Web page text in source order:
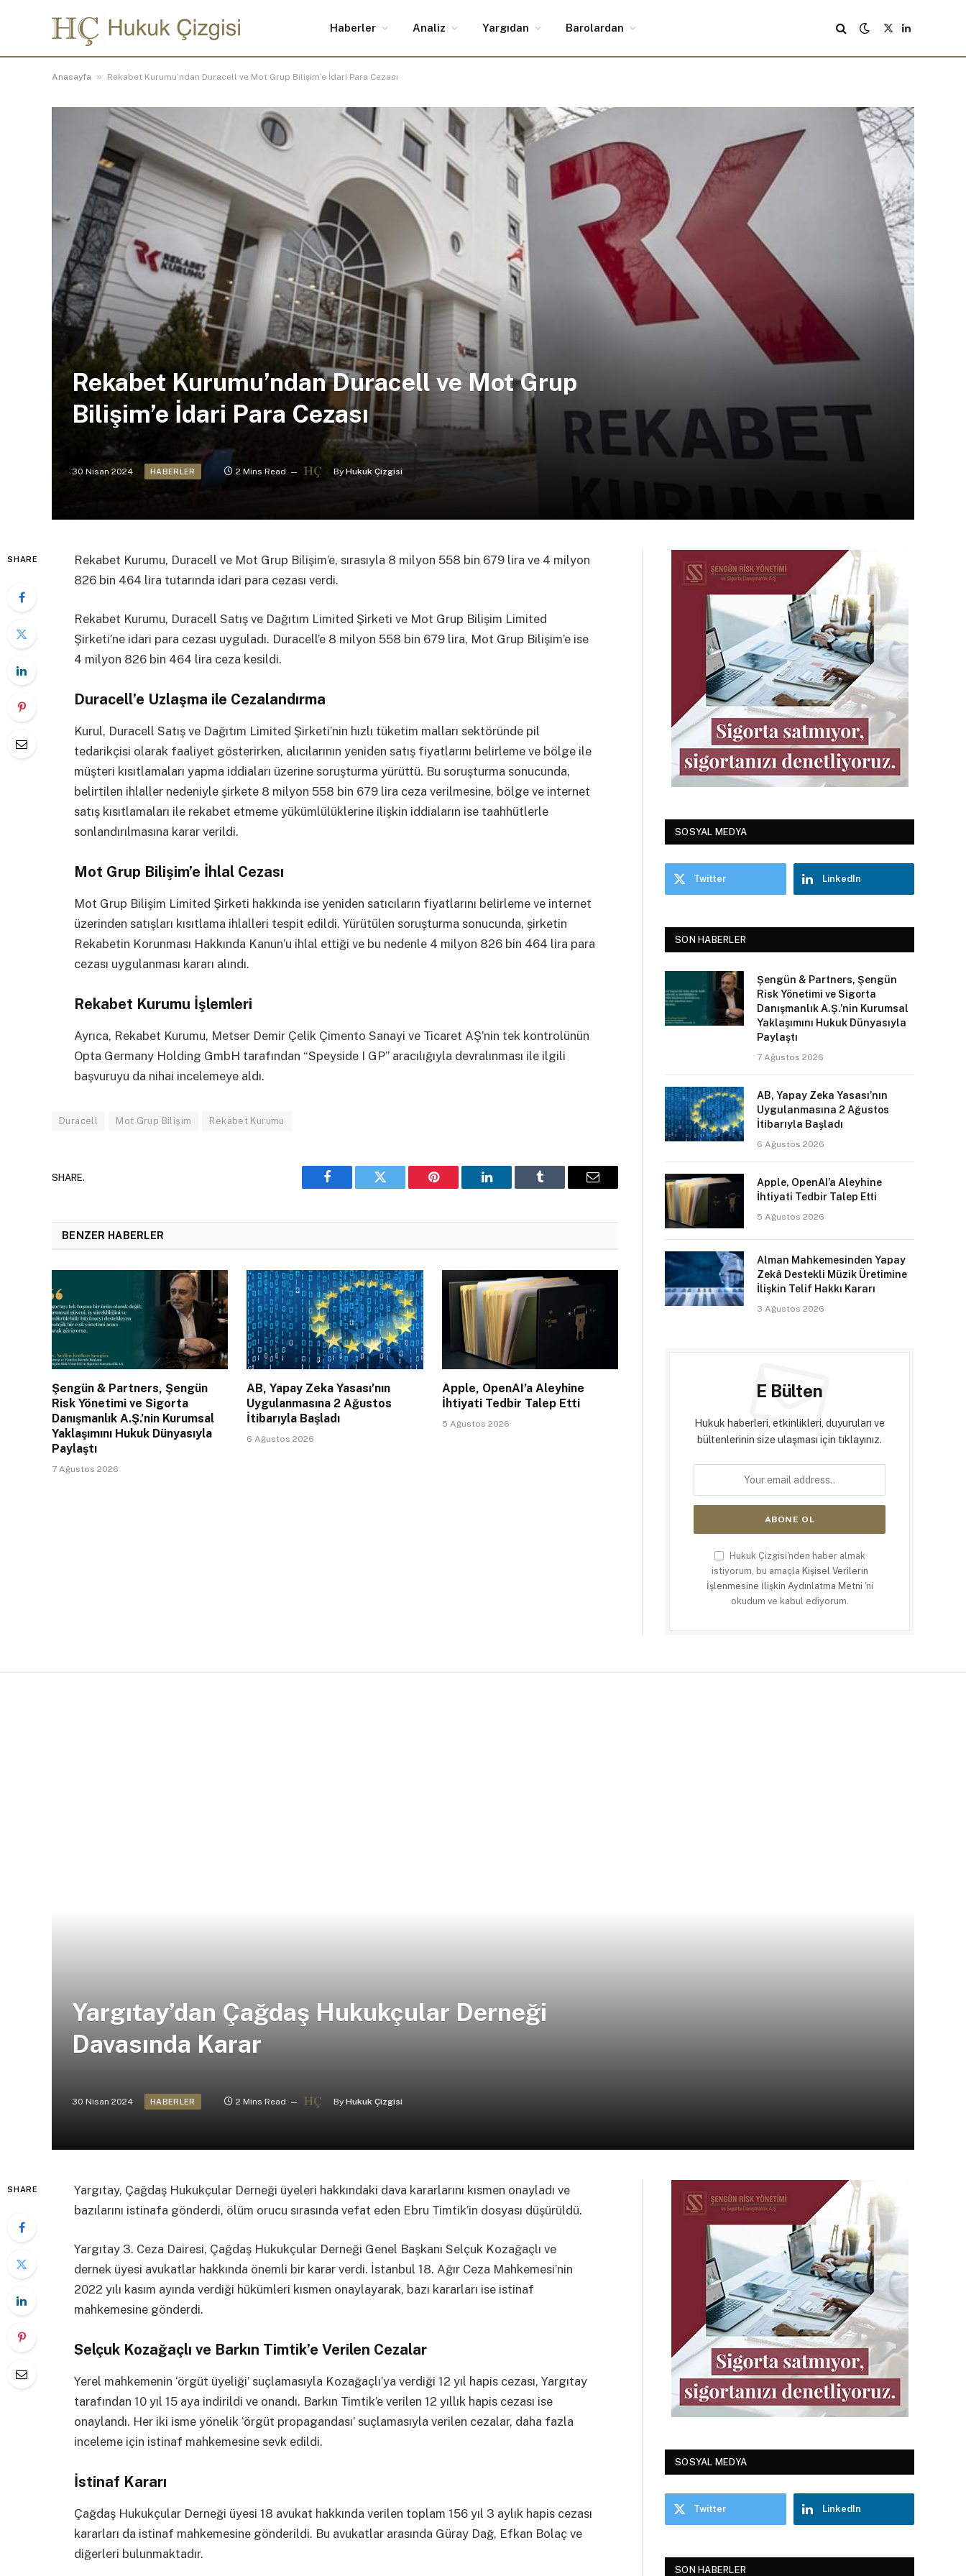
Haberler Analiz Yargıdan Barolardan
X
LinkedIn
Anasayfa » Rekabet Kurumu’ndan Duracell ve Mot Grup Bilişim’e İdari Para Cezası
Rekabet Kurumu’ndan Duracell ve Mot Grup
Bilişim’e İdari Para Cezası
30 Nisan 2024 HABERLER 2 Mins Read By Hukuk Çizgisi
SHARE
Rekabet Kurumu, Duracell ve Mot Grup Bilişim’e, sırasıyla 8 milyon 558 bin 679 lira ve 4 milyon
826 bin 464 lira tutarında idari para cezası verdi.
Rekabet Kurumu, Duracell Satış ve Dağıtım Limited Şirketi ve Mot Grup Bilişim Limited
Şirketi’ne idari para cezası uyguladı. Duracell’e 8 milyon 558 bin 679 lira, Mot Grup Bilişim’e ise
4 milyon 826 bin 464 lira ceza kesildi.
Duracell’e Uzlaşma ile Cezalandırma
Kurul, Duracell Satış ve Dağıtım Limited Şirketi’nin hızlı tüketim malları sektöründe pil
tedarikçisi olarak faaliyet gösterirken, alıcılarının yeniden satış fiyatlarını belirleme ve bölge ile
müşteri kısıtlamaları yapma iddiaları üzerine soruşturma yürüttü. Bu soruşturma sonucunda,
belirtilen ihlaller nedeniyle şirkete 8 milyon 558 bin 679 lira ceza verilmesine, bölge ve internet
satış kısıtlamaları ile rekabet etmeme yükümlülüklerine ilişkin iddiaların ise taahhütlerle
sonlandırılmasına karar verildi.
Mot Grup Bilişim’e İhlal Cezası
Mot Grup Bilişim Limited Şirketi hakkında ise yeniden satıcıların fiyatlarını belirleme ve internet
üzerinden satışları kısıtlama ihlalleri tespit edildi. Yürütülen soruşturma sonucunda, şirketin
Rekabetin Korunması Hakkında Kanun’u ihlal ettiği ve bu nedenle 4 milyon 826 bin 464 lira para
cezası uygulanması kararı alındı.
Rekabet Kurumu İşlemleri
Ayrıca, Rekabet Kurumu, Metser Demir Çelik Çimento Sanayi ve Ticaret AŞ’nin tek kontrolünün
Opta Germany Holding GmbH tarafından “Speyside I GP” aracılığıyla devralınması ile ilgili
başvuruyu da nihai incelemeye aldı.
Duracell Mot Grup Bilişim Rekabet Kurumu
SHARE.
Facebook Twitter Pinterest LinkedIn Tumblr Email
BENZER HABERLER
Şengün & Partners, Şengün
Risk Yönetimi ve Sigorta
Danışmanlık A.Ş.’nin Kurumsal
Yaklaşımını Hukuk Dünyasıyla
Paylaştı
7 Ağustos 2026
AB, Yapay Zeka Yasası’nın
Uygulanmasına 2 Ağustos
İtibarıyla Başladı
6 Ağustos 2026
Apple, OpenAI’a Aleyhine
İhtiyati Tedbir Talep Etti
5 Ağustos 2026
SOSYAL MEDYA
Twitter LinkedIn
SON HABERLER
Şengün & Partners, Şengün
Risk Yönetimi ve Sigorta
Danışmanlık A.Ş.’nin Kurumsal
Yaklaşımını Hukuk Dünyasıyla
Paylaştı
7 Ağustos 2026
AB, Yapay Zeka Yasası’nın
Uygulanmasına 2 Ağustos
İtibarıyla Başladı
6 Ağustos 2026
Apple, OpenAI’a Aleyhine
İhtiyati Tedbir Talep Etti
5 Ağustos 2026
Alman Mahkemesinden Yapay
Zekâ Destekli Müzik Üretimine
İlişkin Telif Hakkı Kararı
3 Ağustos 2026
E Bülten
Hukuk haberleri, etkinlikleri, duyuruları ve
bültenlerinin size ulaşması için tıklayınız.
Hukuk Çizgisi'nden haber almak
istiyorum, bu amaçla Kişisel Verilerin
İşlenmesine İlişkin Aydınlatma Metni 'ni
okudum ve kabul ediyorum.
Yargıtay’dan Çağdaş Hukukçular Derneği
Davasında Karar
30 Nisan 2024 HABERLER 2 Mins Read By Hukuk Çizgisi
SHARE
Yargıtay, Çağdaş Hukukçular Derneği üyeleri hakkındaki dava kararlarını kısmen onayladı ve
bazılarını istinafa gönderdi, ölüm orucu sırasında vefat eden Ebru Timtik’in dosyası düşürüldü.
Yargıtay 3. Ceza Dairesi, Çağdaş Hukukçular Derneği Genel Başkanı Selçuk Kozağaçlı ve
dernek üyesi avukatlar hakkında önemli bir karar verdi. İstanbul 18. Ağır Ceza Mahkemesi’nin
2022 yılı kasım ayında verdiği hükümleri kısmen onaylayarak, bazı kararları ise istinaf
mahkemesine gönderdi.
Selçuk Kozağaçlı ve Barkın Timtik’e Verilen Cezalar
Yerel mahkemenin ‘örgüt üyeliği’ suçlamasıyla Kozağaçlı’ya verdiği 12 yıl hapis cezası, Yargıtay
tarafından 10 yıl 15 aya indirildi ve onandı. Barkın Timtik’e verilen 12 yıllık hapis cezası ise
onaylandı. Her iki isme yönelik ‘örgüt propagandası’ suçlamasıyla verilen cezalar, daha fazla
inceleme için istinaf mahkemesine sevk edildi.
İstinaf Kararı
Çağdaş Hukukçular Derneği üyesi 18 avukat hakkında verilen toplam 156 yıl 3 aylık hapis cezası
kararları da istinaf mahkemesine gönderildi. Bu avukatlar arasında Güray Dağ, Efkan Bolaç ve
diğerleri bulunmaktadır.
SOSYAL MEDYA
Twitter LinkedIn
SON HABERLER